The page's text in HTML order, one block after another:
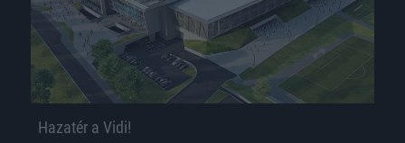
Hazatér a Vidi!